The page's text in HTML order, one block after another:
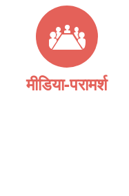
मीडिया-परामर्श